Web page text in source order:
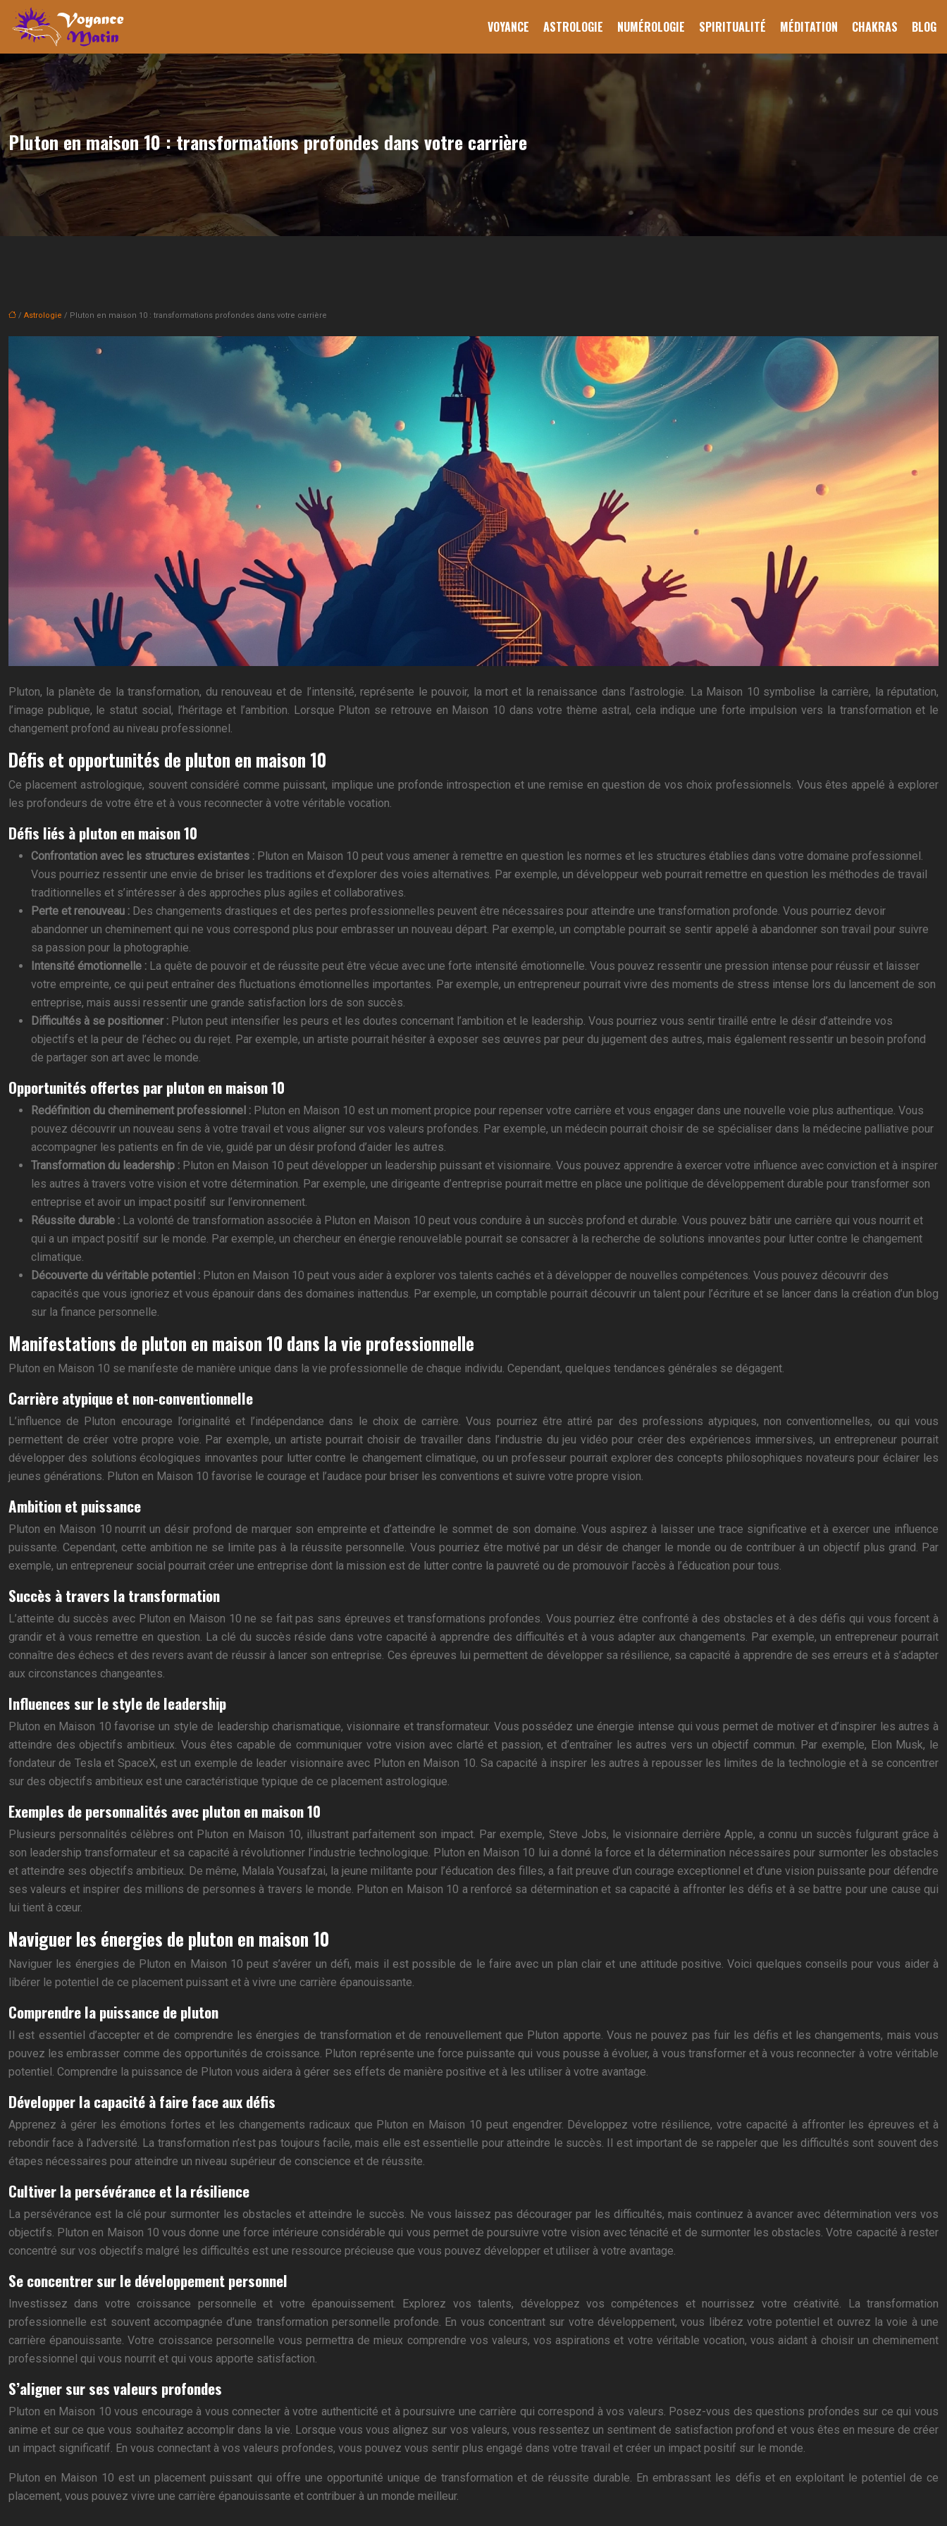
VOYANCE ASTROLOGIE NUMÉROLOGIE SPIRITUALITÉ MÉDITATION CHAKRAS BLOG
Pluton en maison 10 : transformations profondes dans votre carrière
/ Astrologie / Pluton en maison 10 : transformations profondes dans votre carrière
Pluton, la planète de la transformation, du renouveau et de l’intensité, représente le pouvoir, la mort et la renaissance dans l’astrologie. La Maison 10 symbolise la carrière, la réputation,
l’image publique, le statut social, l’héritage et l’ambition. Lorsque Pluton se retrouve en Maison 10 dans votre thème astral, cela indique une forte impulsion vers la transformation et le
changement profond au niveau professionnel.
Défis et opportunités de pluton en maison 10
Ce placement astrologique, souvent considéré comme puissant, implique une profonde introspection et une remise en question de vos choix professionnels. Vous êtes appelé à explorer
les profondeurs de votre être et à vous reconnecter à votre véritable vocation.
Défis liés à pluton en maison 10
Confrontation avec les structures existantes : Pluton en Maison 10 peut vous amener à remettre en question les normes et les structures établies dans votre domaine professionnel.
Vous pourriez ressentir une envie de briser les traditions et d’explorer des voies alternatives. Par exemple, un développeur web pourrait remettre en question les méthodes de travail
traditionnelles et s’intéresser à des approches plus agiles et collaboratives.
Perte et renouveau : Des changements drastiques et des pertes professionnelles peuvent être nécessaires pour atteindre une transformation profonde. Vous pourriez devoir
abandonner un cheminement qui ne vous correspond plus pour embrasser un nouveau départ. Par exemple, un comptable pourrait se sentir appelé à abandonner son travail pour suivre
sa passion pour la photographie.
Intensité émotionnelle : La quête de pouvoir et de réussite peut être vécue avec une forte intensité émotionnelle. Vous pouvez ressentir une pression intense pour réussir et laisser
votre empreinte, ce qui peut entraîner des fluctuations émotionnelles importantes. Par exemple, un entrepreneur pourrait vivre des moments de stress intense lors du lancement de son
entreprise, mais aussi ressentir une grande satisfaction lors de son succès.
Difficultés à se positionner : Pluton peut intensifier les peurs et les doutes concernant l’ambition et le leadership. Vous pourriez vous sentir tiraillé entre le désir d’atteindre vos
objectifs et la peur de l’échec ou du rejet. Par exemple, un artiste pourrait hésiter à exposer ses œuvres par peur du jugement des autres, mais également ressentir un besoin profond
de partager son art avec le monde.
Opportunités offertes par pluton en maison 10
Redéfinition du cheminement professionnel : Pluton en Maison 10 est un moment propice pour repenser votre carrière et vous engager dans une nouvelle voie plus authentique. Vous
pouvez découvrir un nouveau sens à votre travail et vous aligner sur vos valeurs profondes. Par exemple, un médecin pourrait choisir de se spécialiser dans la médecine palliative pour
accompagner les patients en fin de vie, guidé par un désir profond d’aider les autres.
Transformation du leadership : Pluton en Maison 10 peut développer un leadership puissant et visionnaire. Vous pouvez apprendre à exercer votre influence avec conviction et à inspirer
les autres à travers votre vision et votre détermination. Par exemple, une dirigeante d’entreprise pourrait mettre en place une politique de développement durable pour transformer son
entreprise et avoir un impact positif sur l’environnement.
Réussite durable : La volonté de transformation associée à Pluton en Maison 10 peut vous conduire à un succès profond et durable. Vous pouvez bâtir une carrière qui vous nourrit et
qui a un impact positif sur le monde. Par exemple, un chercheur en énergie renouvelable pourrait se consacrer à la recherche de solutions innovantes pour lutter contre le changement
climatique.
Découverte du véritable potentiel : Pluton en Maison 10 peut vous aider à explorer vos talents cachés et à développer de nouvelles compétences. Vous pouvez découvrir des
capacités que vous ignoriez et vous épanouir dans des domaines inattendus. Par exemple, un comptable pourrait découvrir un talent pour l’écriture et se lancer dans la création d’un blog
sur la finance personnelle.
Manifestations de pluton en maison 10 dans la vie professionnelle
Pluton en Maison 10 se manifeste de manière unique dans la vie professionnelle de chaque individu. Cependant, quelques tendances générales se dégagent.
Carrière atypique et non-conventionnelle
L’influence de Pluton encourage l’originalité et l’indépendance dans le choix de carrière. Vous pourriez être attiré par des professions atypiques, non conventionnelles, ou qui vous
permettent de créer votre propre voie. Par exemple, un artiste pourrait choisir de travailler dans l’industrie du jeu vidéo pour créer des expériences immersives, un entrepreneur pourrait
développer des solutions écologiques innovantes pour lutter contre le changement climatique, ou un professeur pourrait explorer des concepts philosophiques novateurs pour éclairer les
jeunes générations. Pluton en Maison 10 favorise le courage et l’audace pour briser les conventions et suivre votre propre vision.
Ambition et puissance
Pluton en Maison 10 nourrit un désir profond de marquer son empreinte et d’atteindre le sommet de son domaine. Vous aspirez à laisser une trace significative et à exercer une influence
puissante. Cependant, cette ambition ne se limite pas à la réussite personnelle. Vous pourriez être motivé par un désir de changer le monde ou de contribuer à un objectif plus grand. Par
exemple, un entrepreneur social pourrait créer une entreprise dont la mission est de lutter contre la pauvreté ou de promouvoir l’accès à l’éducation pour tous.
Succès à travers la transformation
L’atteinte du succès avec Pluton en Maison 10 ne se fait pas sans épreuves et transformations profondes. Vous pourriez être confronté à des obstacles et à des défis qui vous forcent à
grandir et à vous remettre en question. La clé du succès réside dans votre capacité à apprendre des difficultés et à vous adapter aux changements. Par exemple, un entrepreneur pourrait
connaître des échecs et des revers avant de réussir à lancer son entreprise. Ces épreuves lui permettent de développer sa résilience, sa capacité à apprendre de ses erreurs et à s’adapter
aux circonstances changeantes.
Influences sur le style de leadership
Pluton en Maison 10 favorise un style de leadership charismatique, visionnaire et transformateur. Vous possédez une énergie intense qui vous permet de motiver et d’inspirer les autres à
atteindre des objectifs ambitieux. Vous êtes capable de communiquer votre vision avec clarté et passion, et d’entraîner les autres vers un objectif commun. Par exemple, Elon Musk, le
fondateur de Tesla et SpaceX, est un exemple de leader visionnaire avec Pluton en Maison 10. Sa capacité à inspirer les autres à repousser les limites de la technologie et à se concentrer
sur des objectifs ambitieux est une caractéristique typique de ce placement astrologique.
Exemples de personnalités avec pluton en maison 10
Plusieurs personnalités célèbres ont Pluton en Maison 10, illustrant parfaitement son impact. Par exemple, Steve Jobs, le visionnaire derrière Apple, a connu un succès fulgurant grâce à
son leadership transformateur et sa capacité à révolutionner l’industrie technologique. Pluton en Maison 10 lui a donné la force et la détermination nécessaires pour surmonter les obstacles
et atteindre ses objectifs ambitieux. De même, Malala Yousafzai, la jeune militante pour l’éducation des filles, a fait preuve d’un courage exceptionnel et d’une vision puissante pour défendre
ses valeurs et inspirer des millions de personnes à travers le monde. Pluton en Maison 10 a renforcé sa détermination et sa capacité à affronter les défis et à se battre pour une cause qui
lui tient à cœur.
Naviguer les énergies de pluton en maison 10
Naviguer les énergies de Pluton en Maison 10 peut s’avérer un défi, mais il est possible de le faire avec un plan clair et une attitude positive. Voici quelques conseils pour vous aider à
libérer le potentiel de ce placement puissant et à vivre une carrière épanouissante.
Comprendre la puissance de pluton
Il est essentiel d’accepter et de comprendre les énergies de transformation et de renouvellement que Pluton apporte. Vous ne pouvez pas fuir les défis et les changements, mais vous
pouvez les embrasser comme des opportunités de croissance. Pluton représente une force puissante qui vous pousse à évoluer, à vous transformer et à vous reconnecter à votre véritable
potentiel. Comprendre la puissance de Pluton vous aidera à gérer ses effets de manière positive et à les utiliser à votre avantage.
Développer la capacité à faire face aux défis
Apprenez à gérer les émotions fortes et les changements radicaux que Pluton en Maison 10 peut engendrer. Développez votre résilience, votre capacité à affronter les épreuves et à
rebondir face à l’adversité. La transformation n’est pas toujours facile, mais elle est essentielle pour atteindre le succès. Il est important de se rappeler que les difficultés sont souvent des
étapes nécessaires pour atteindre un niveau supérieur de conscience et de réussite.
Cultiver la persévérance et la résilience
La persévérance est la clé pour surmonter les obstacles et atteindre le succès. Ne vous laissez pas décourager par les difficultés, mais continuez à avancer avec détermination vers vos
objectifs. Pluton en Maison 10 vous donne une force intérieure considérable qui vous permet de poursuivre votre vision avec ténacité et de surmonter les obstacles. Votre capacité à rester
concentré sur vos objectifs malgré les difficultés est une ressource précieuse que vous pouvez développer et utiliser à votre avantage.
Se concentrer sur le développement personnel
Investissez dans votre croissance personnelle et votre épanouissement. Explorez vos talents, développez vos compétences et nourrissez votre créativité. La transformation
professionnelle est souvent accompagnée d’une transformation personnelle profonde. En vous concentrant sur votre développement, vous libérez votre potentiel et ouvrez la voie à une
carrière épanouissante. Votre croissance personnelle vous permettra de mieux comprendre vos valeurs, vos aspirations et votre véritable vocation, vous aidant à choisir un cheminement
professionnel qui vous nourrit et qui vous apporte satisfaction.
S’aligner sur ses valeurs profondes
Pluton en Maison 10 vous encourage à vous connecter à votre authenticité et à poursuivre une carrière qui correspond à vos valeurs. Posez-vous des questions profondes sur ce qui vous
anime et sur ce que vous souhaitez accomplir dans la vie. Lorsque vous vous alignez sur vos valeurs, vous ressentez un sentiment de satisfaction profond et vous êtes en mesure de créer
un impact significatif. En vous connectant à vos valeurs profondes, vous pouvez vous sentir plus engagé dans votre travail et créer un impact positif sur le monde.
Pluton en Maison 10 est un placement puissant qui offre une opportunité unique de transformation et de réussite durable. En embrassant les défis et en exploitant le potentiel de ce
placement, vous pouvez vivre une carrière épanouissante et contribuer à un monde meilleur.